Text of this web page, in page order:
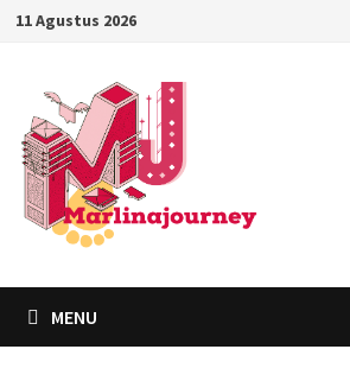
11 Agustus 2026
MENU